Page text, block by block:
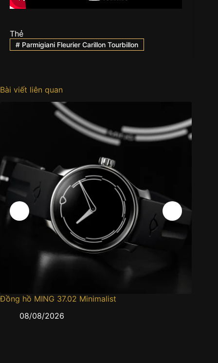
Thẻ
#Parmigiani Fleurier Carillon Tourbillon
Bài viết liên quan
Đồng hồ MING 37.02 Minimalist
08/08/2026